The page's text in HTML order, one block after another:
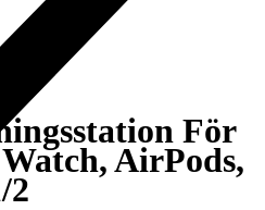
För
AirPods,
2